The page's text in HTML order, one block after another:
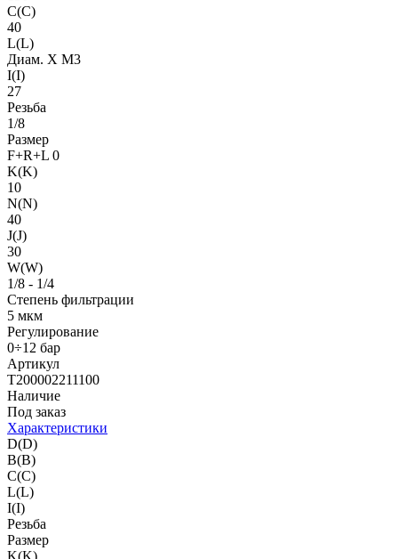
C(C)
40
L(L)
Диам. X M3
I(I)
27
Резьба
1/8
Размер
F+R+L 0
K(K)
10
N(N)
40
J(J)
30
W(W)
1/8 - 1/4
Степень фильтрации
5 мкм
Регулирование
0÷12 бар
Артикул
T200002211100
Наличие
Под заказ
Характеристики
D(D)
B(B)
C(C)
L(L)
I(I)
Резьба
Размер
K(K)